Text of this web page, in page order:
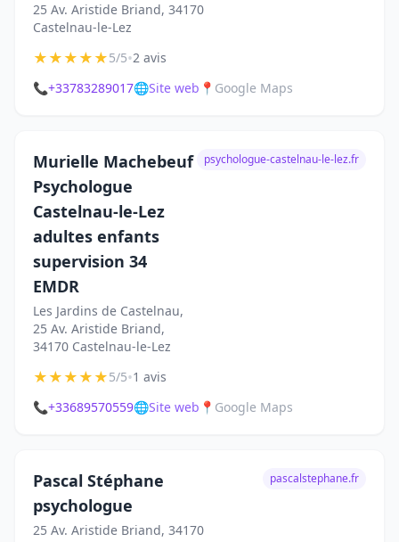
25 Av. Aristide Briand, 34170
Castelnau-le-Lez
★★★★★5/5•2 avis
📞+33783289017🌐Site web 📍 Google Maps
Murielle Machebeuf
Psychologue
Castelnau-le-Lez
adultes enfants
supervision 34
EMDR
Les Jardins de Castelnau,
25 Av. Aristide Briand,
34170 Castelnau-le-Lez
psychologue-castelnau-le-lez.fr
★★★★★5/5•1 avis
📞+33689570559🌐Site web 📍 Google Maps
Pascal Stéphane
psychologue
25 Av. Aristide Briand, 34170
pascalstephane.fr